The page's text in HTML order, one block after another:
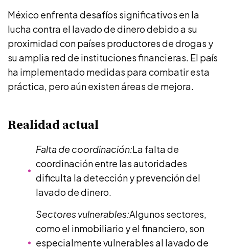
México enfrenta desafíos significativos en la
lucha contra el lavado de dinero debido a su
proximidad con países productores de drogas y
su amplia red de instituciones financieras. El país
ha implementado medidas para combatir esta
práctica, pero aún existen áreas de mejora.
Realidad actual
Falta de coordinación:La falta de
coordinación entre las autoridades
dificulta la detección y prevención del
lavado de dinero.
Sectores vulnerables:Algunos sectores,
como el inmobiliario y el financiero, son
especialmente vulnerables al lavado de